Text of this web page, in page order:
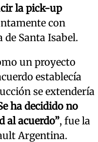
la pick-up
con
Santa Isabel.
un proyecto
establecía
se extendería
ha decidido no
al acuerdo”, fue la
Argentina.